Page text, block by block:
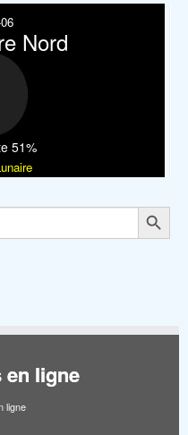
Nord
51%
Search Button
ligne
ligne